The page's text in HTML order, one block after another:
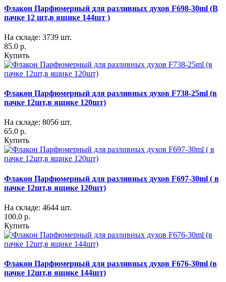
Флакон Парфюмерный для разливных духов F698-30ml (В
пачке 12 шт,в ящике 144шт )
На складе: 3739 шт.
85.0 р.
Купить
Флакон Парфюмерный для разливных духов F738-25ml (в
пачке 12шт,в ящике 120шт)
На складе: 8056 шт.
65.0 р.
Купить
Флакон Парфюмерный для разливных духов F697-30ml ( в
пачке 12шт,в ящике 120шт)
На складе: 4644 шт.
100.0 р.
Купить
Флакон Парфюмерный для разливных духов F676-30ml (в
пачке 12шт,в ящике 144шт)